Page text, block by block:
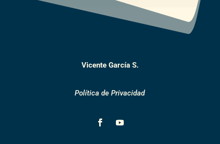
Vicente García S.
Política de Privacidad